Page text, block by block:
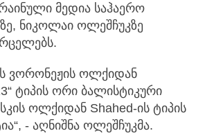
მედია საჰაერო
ნიკოლაი ოლეშჩუკზე
ვორონეჟის ოლქიდან
ტიპის ორი ბალისტიკური
ოლქიდან Shahed-ის ტიპის
- აღნიშნა ოლეშჩუკმა.